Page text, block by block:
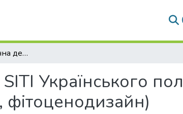
Заповідна екзотична дендрософлора EX SITI Українського полісся (аналіз структури, оцінка декоративності, фітоценодизайн)
Українського
фітоценодизайн)